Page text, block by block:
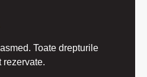
Toate drepturile
rezervate.